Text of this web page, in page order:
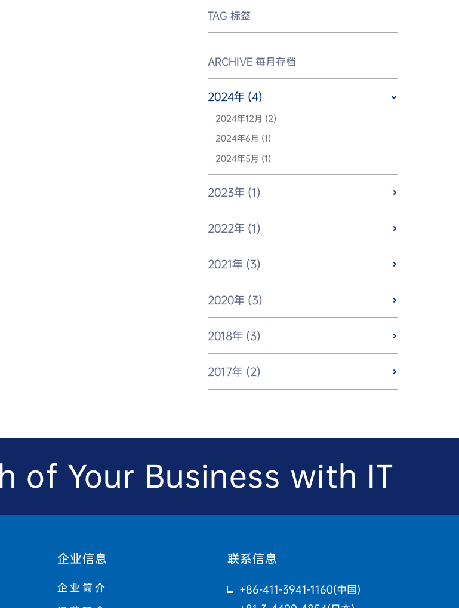
TAG 标签
ARCHIVE 每月存档
2024年 (4)
2024年12月 (2)
2024年6月 (1)
2024年5月 (1)
2023年 (1)
2022年 (1)
2021年 (3)
2020年 (3)
2018年 (3)
2017年 (2)
of Your Business with IT
企业信息
企业简介
联系信息
+86-411-3941-1160(中国)